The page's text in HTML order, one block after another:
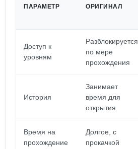
ПАРАМЕТР ОРИГИНАЛ
Доступ к
уровням
Разблокируется
по мере
прохождения
История
Занимает
время для
открытия
Время на
прохождение
Долгое, с
прокачкой